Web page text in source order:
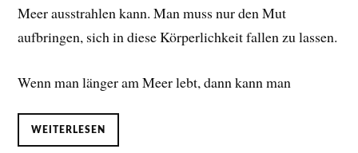
Meer ausstrahlen kann. Man muss nur den Mut
aufbringen, sich in diese Körperlichkeit fallen zu lassen.
Wenn man länger am Meer lebt, dann kann man
WEITERLESEN